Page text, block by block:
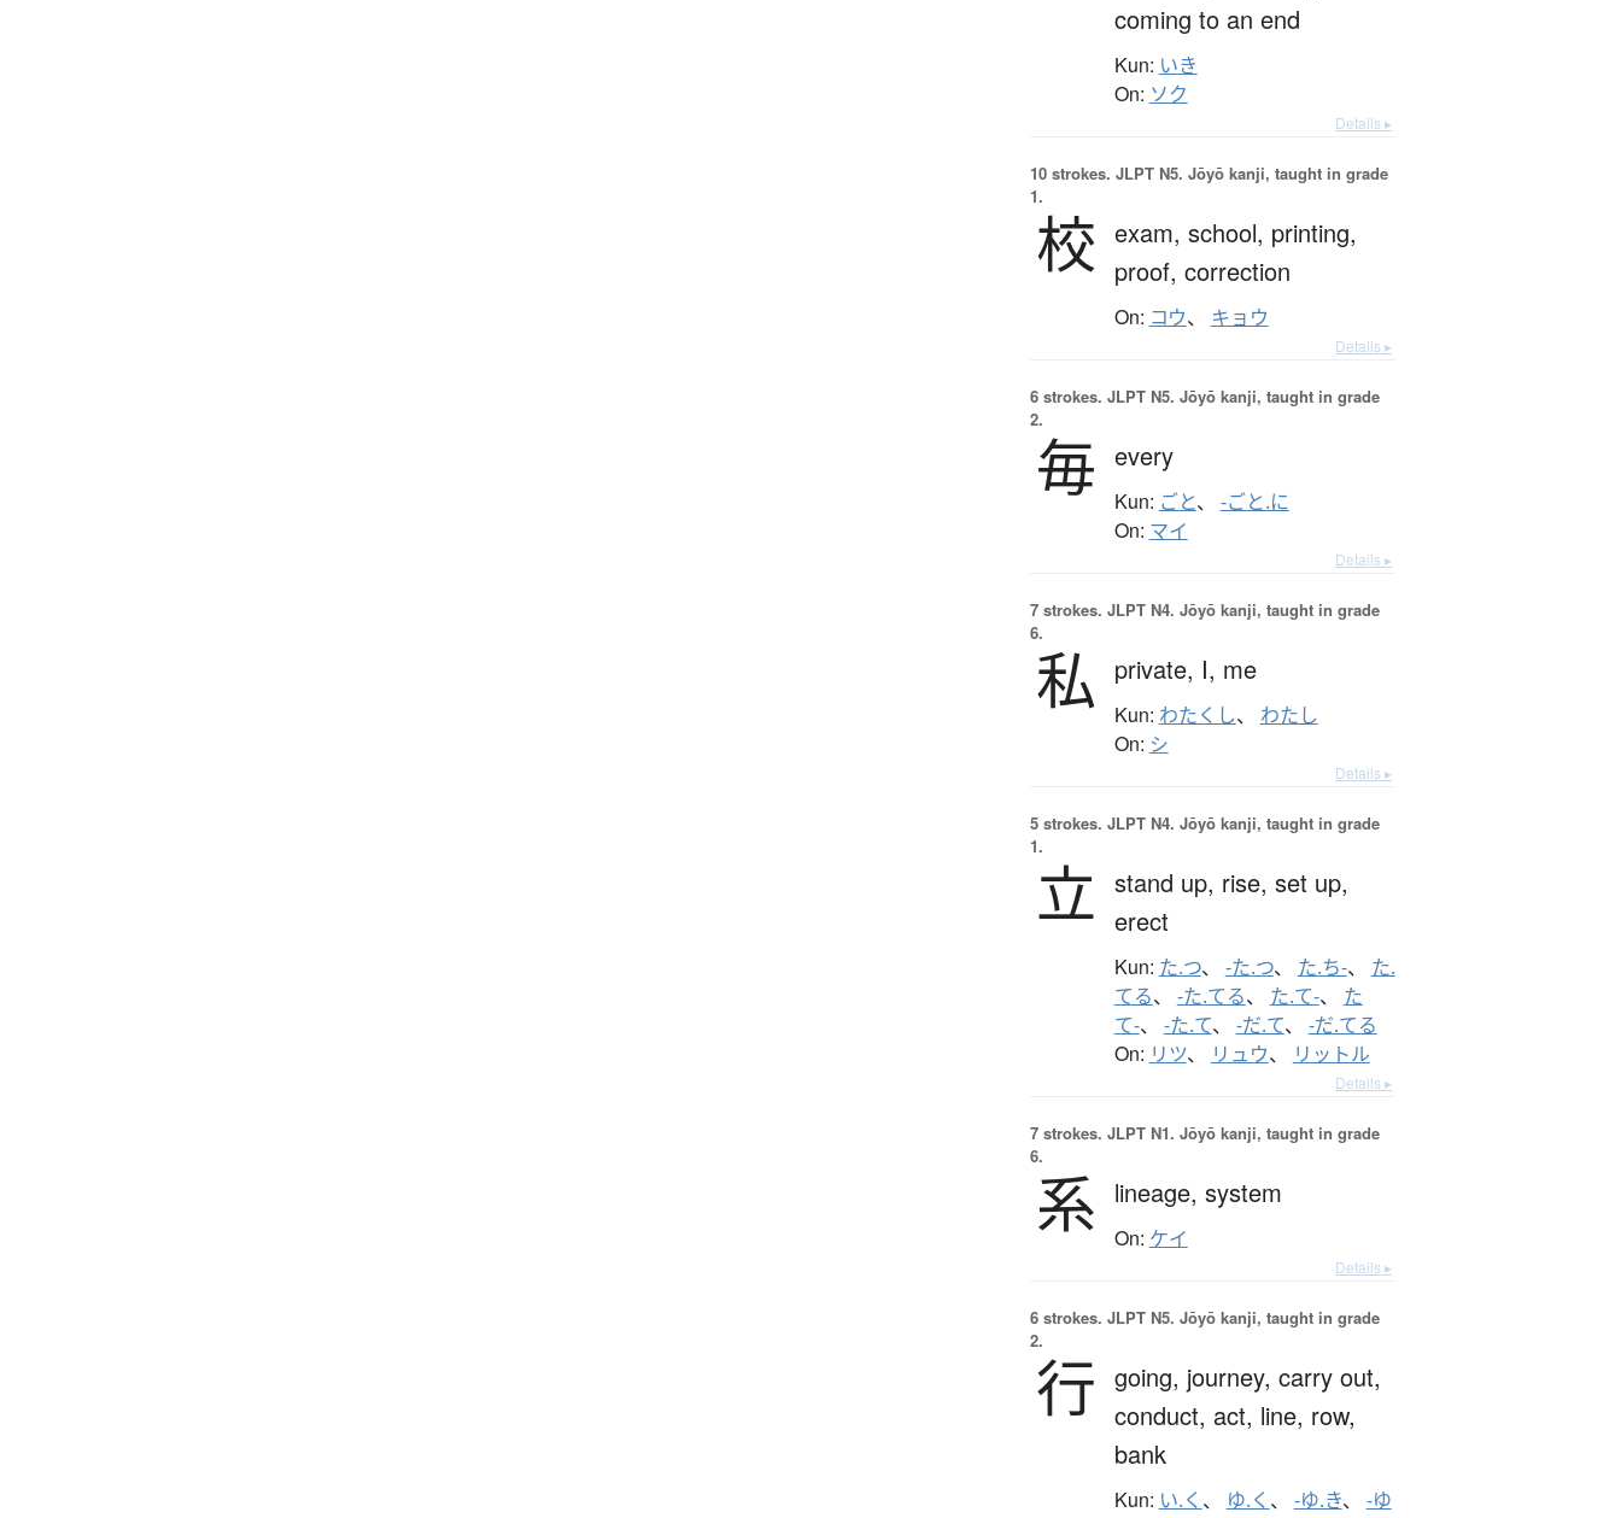
coming to an end
Kun: いき
On: ソク
Details ▸
10 strokes. JLPT N5. Jōyō kanji, taught in grade
1.
校 exam, school, printing,
proof, correction
On: コウ、 キョウ
Details ▸
6 strokes. JLPT N5. Jōyō kanji, taught in grade
2.
毎 every
Kun: ごと、 -ごと.に
On: マイ
Details ▸
7 strokes. JLPT N4. Jōyō kanji, taught in grade
6.
私 private, I, me
Kun: わたくし、 わたし
On: シ
Details ▸
5 strokes. JLPT N4. Jōyō kanji, taught in grade
1.
立 stand up, rise, set up,
erect
Kun: た.つ、 -た.つ、 た.ち-、 た.
てる、 -た.てる、 た.て-、 た
て-、 -た.て、 -だ.て、 -だ.てる
On: リツ、 リュウ、 リットル
Details ▸
7 strokes. JLPT N1. Jōyō kanji, taught in grade
6.
系 lineage, system
On: ケイ
Details ▸
6 strokes. JLPT N5. Jōyō kanji, taught in grade
2.
行 going, journey, carry out,
conduct, act, line, row,
bank
Kun: い.く 、 ゆ.く 、 -ゆ.き、 -ゆ